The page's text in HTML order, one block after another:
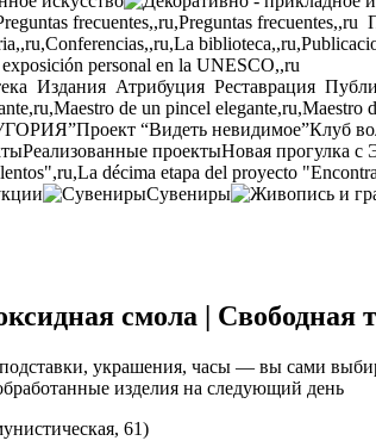
frecuentes,,ru,Preguntas frecuentes,,ru
personal en la UNESCO,,ru
Издания Атрибуция Реставрация
de un pincel elegante,ru,Maestro
Проект “Видеть невидимое”Клуб
Реализованные проектыНовая прогулка с
décima etapa del proyecto
Сувениры
смола | Свободная
украшения, часы — вы сами
изделия на следующий день
61)